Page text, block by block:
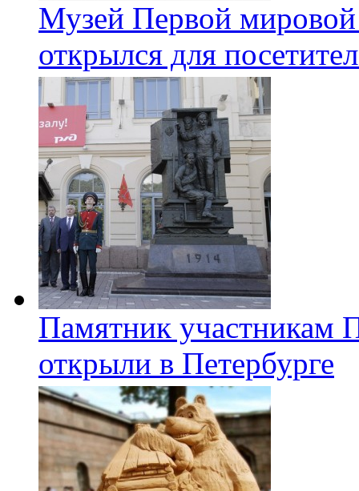
Музей Первой
открылся для
Памятник участникам
открыли в Петербурге